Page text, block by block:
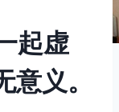
起虚
义。